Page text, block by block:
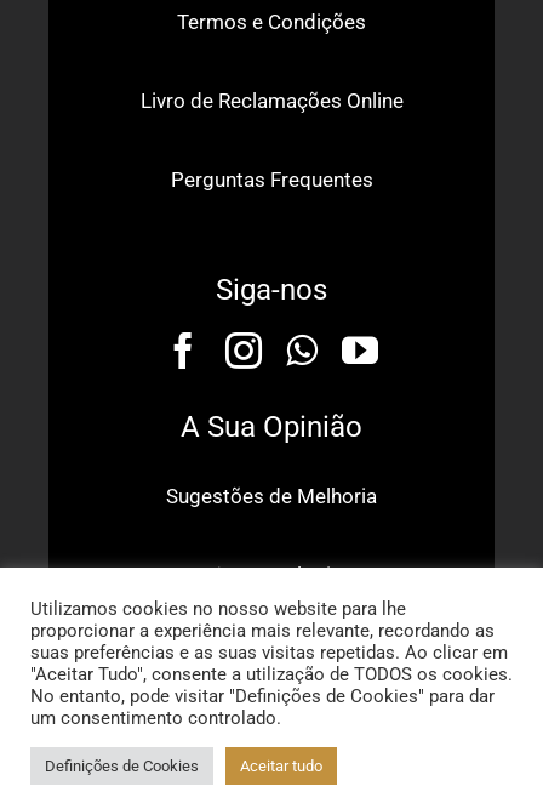
Termos e Condições
Livro de Reclamações Online
Perguntas Frequentes
Siga-nos
A Sua Opinião
Sugestões de Melhoria
Dê o Seu Elogio
© Copyright 2022 :: Clínica da Trindade - Daniela Picotez
Utilizamos cookies no nosso website para lhe
proporcionar a experiência mais relevante, recordando as
suas preferências e as suas visitas repetidas. Ao clicar em
"Aceitar Tudo", consente a utilização de TODOS os cookies.
No entanto, pode visitar "Definições de Cookies" para dar
um consentimento controlado.
Definições de Cookies Aceitar tudo